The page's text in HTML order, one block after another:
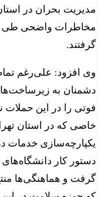
مدیریت بحران در
مخاطرات واضحی طی
گرفتند.
وی افزود: علی‌رغم
دشمنان به
فوتی را در این حملات
خاصی که در استان
یکپارچه‌سازی خدمات
دستور کار
گرفت و هماهنگی‌ها